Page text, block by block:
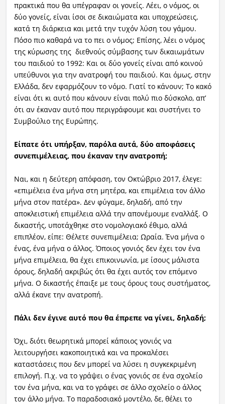
πρακτικά που θα υπέγραφαν οι γονείς. Λέει, ο νόμος, οι
δύο γονείς, είναι ίσοι σε δικαιώματα και υποχρεώσεις,
κατά τη διάρκεια και μετά την τυχόν λύση του γάμου.
Πόσο πιο καθαρά να το πει ο νόμος; Επίσης, λέει ο νόμος
της κύρωσης της διεθνούς σύμβασης των δικαιωμάτων
του παιδιού το 1992: Και οι δύο γονείς είναι από κοινού
υπεύθυνοι για την ανατροφή του παιδιού. Και όμως, στην
Ελλάδα, δεν εφαρμόζουν το νόμο. Γιατί το κάνουν; Το κακό
είναι ότι κι αυτό που κάνουν είναι πολύ πιο δύσκολο, απ’
ότι αν έκαναν αυτό που περιγράφουμε και συστήνει το
Συμβούλιο της Ευρώπης.
Είπατε ότι υπήρξαν, παρόλα αυτά, δύο αποφάσεις
συνεπιμέλειας, που έκαναν την ανατροπή;
Ναι, και η δεύτερη απόφαση, τον Οκτώβριο 2017, έλεγε:
«επιμέλεια ένα μήνα στη μητέρα, και επιμέλεια τον άλλο
μήνα στον πατέρα». Δεν φύγαμε, δηλαδή, από την
αποκλειστική επιμέλεια αλλά την απονέμουμε εναλλάξ. Ο
δικαστής, υποτάχθηκε στο νομολογιακό έθιμο, αλλά
επιπλέον, είπε: Θέλετε συνεπιμέλεια; Ωραία. Ένα μήνα ο
ένας, ένα μήνα ο άλλος. Όποιος γονιός δεν έχει τον ένα
μήνα επιμέλεια, θα έχει επικοινωνία, με ίσους μάλιστα
όρους, δηλαδή ακριβώς ότι θα έχει αυτός τον επόμενο
μήνα. Ο δικαστής έπαιξε με τους όρους τους συστήματος,
αλλά έκανε την ανατροπή.
Πάλι δεν έγινε αυτό που θα έπρεπε να γίνει, δηλαδή;
Όχι, διότι θεωρητικά μπορεί κάποιος γονιός να
λειτουργήσει κακοποιητικά και να προκαλέσει
καταστάσεις που δεν μπορεί να λύσει η συγκεκριμένη
επιλογή. Π.χ. να το γράψει ο ένας γονιός σε ένα σχολείο
τον ένα μήνα, και να το γράφει σε άλλο σχολείο ο άλλος
τον άλλο μήνα. Το παραδοσιακό μοντέλο, δε, θέλει το